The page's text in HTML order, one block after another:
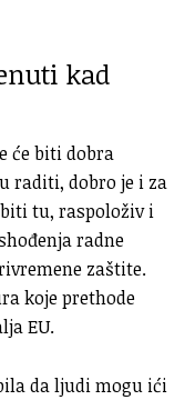
kad
će biti dobra
raditi, dobro je i za
tu, raspoloživ i
radne
zaštite.
koje prethode
EU.
da ljudi mogu ići